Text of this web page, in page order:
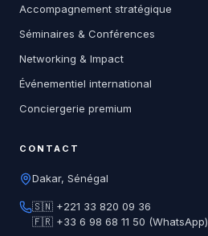
Accompagnement stratégique
Séminaires & Conférences
Networking & Impact
Événementiel international
Conciergerie premium
CONTACT
Dakar, Sénégal
🇸🇳 +221 33 820 09 36
🇫🇷 +33 6 98 68 11 50 (WhatsApp)